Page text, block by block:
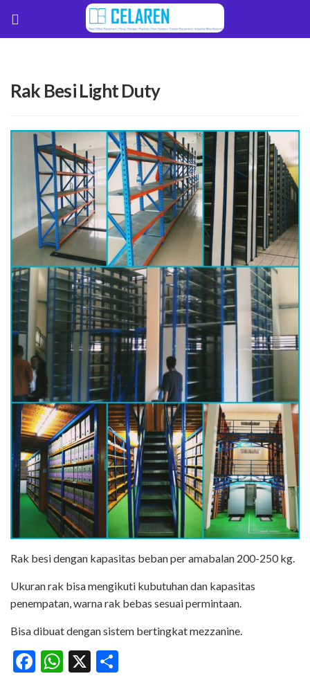
Rak Besi Light Duty
Rak besi dengan kapasitas beban per amabalan 200-250 kg.
Ukuran rak bisa mengikuti kubutuhan dan kapasitas
penempatan, warna rak bebas sesuai permintaan.
Bisa dibuat dengan sistem bertingkat mezzanine.
Facebook
WhatsApp
X